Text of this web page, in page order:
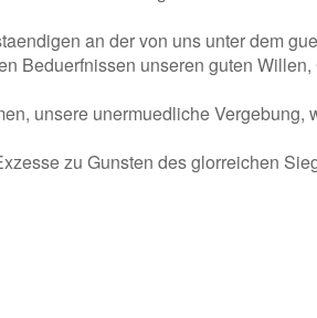
an der von uns unter dem
Beduerfnissen unseren guten
unsere unermuedliche Vergebung,
zu Gunsten des glorreichen